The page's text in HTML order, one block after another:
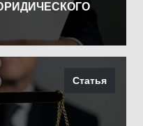
Статья